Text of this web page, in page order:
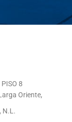
8
Oriente,
N.L.